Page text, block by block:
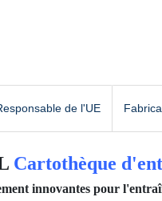
de l'UE
Cartothèque
innovantes pour